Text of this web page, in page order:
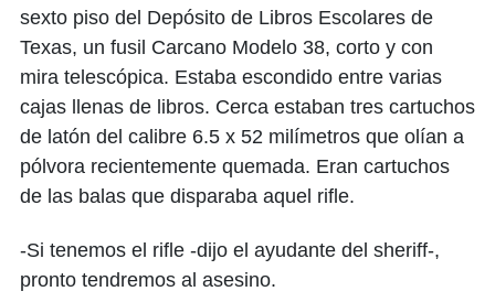
sexto piso del Depósito de Libros Escolares de
Texas, un fusil Carcano Modelo 38, corto y con
mira telescópica. Estaba escondido entre varias
cajas llenas de libros. Cerca estaban tres cartuchos
de latón del calibre 6.5 x 52 milímetros que olían a
pólvora recientemente quemada. Eran cartuchos
de las balas que disparaba aquel rifle.
-Si tenemos el rifle -dijo el ayudante del sheriff-,
pronto tendremos al asesino.